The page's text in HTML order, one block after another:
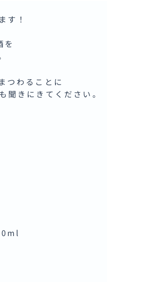
す！
を
つわることに
聞きにきてください。